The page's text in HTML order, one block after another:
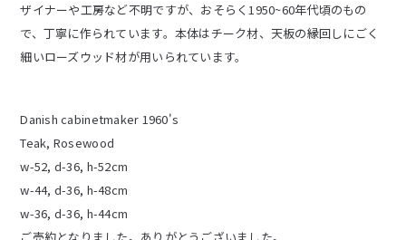
ザイナーや工房など不明ですが、おそらく1950~60年代頃のもの
で、丁寧に作られています。本体はチーク材、天板の縁回しにごく
細いローズウッド材が用いられています。
Danish cabinetmaker 1960's
Teak, Rosewood
w-52, d-36, h-52cm
w-44, d-36, h-48cm
w-36, d-36, h-44cm